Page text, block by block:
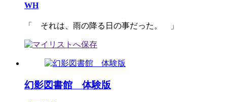
WH
「 それは、雨の降る日の事だった。 」
幻影図書館 体験版